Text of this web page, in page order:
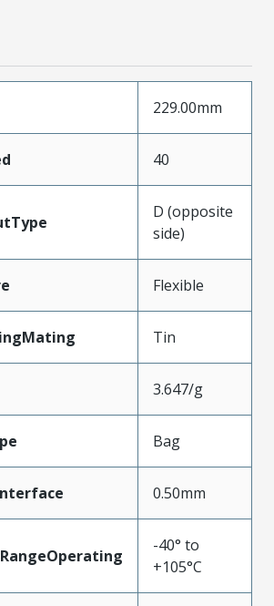
229.00mm
40
D (opposite
side)
Flexible
Tin
3.647/g
Bag
0.50mm
-40° to
+105°C